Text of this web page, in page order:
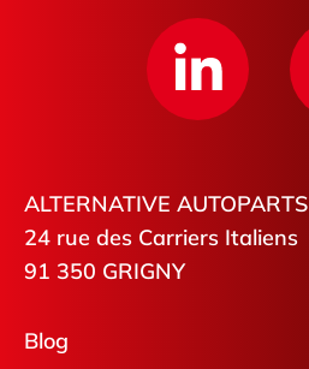
ALTERNATIVE AUTOPARTS
24 rue des Carriers Italiens
91 350 GRIGNY
Blog